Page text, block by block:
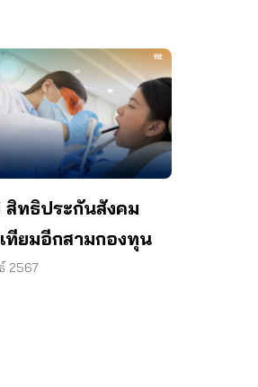
สิทธิประกันสังคม
ทียมอีกสามกองทุน
2567